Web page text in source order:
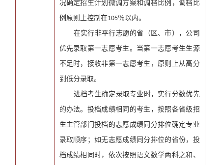
况确定招生计划微调方案和调档比例，调档比
例原则上控制在105％以内。
在实行非平行志愿的省（区、市），公司
优先录取第一志愿考生。当第一志愿考生生源
不足时，接收非第一志愿考生，原则上从高分
到低分录取。
进档考生确定录取专业时，实行分数优先
的办法。投档成绩相同的考生，按照各省级招
生主管部门投档的志愿成绩同分排位确定专业
录取顺序；如无志愿成绩同分排位的省份，投
档成绩相同时，依次按照语文数学两科之和、